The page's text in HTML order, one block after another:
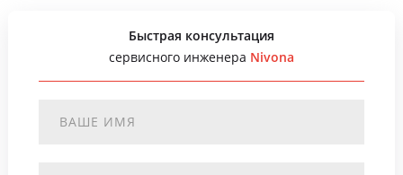
Быстрая консультация
сервисного инженера Nivona